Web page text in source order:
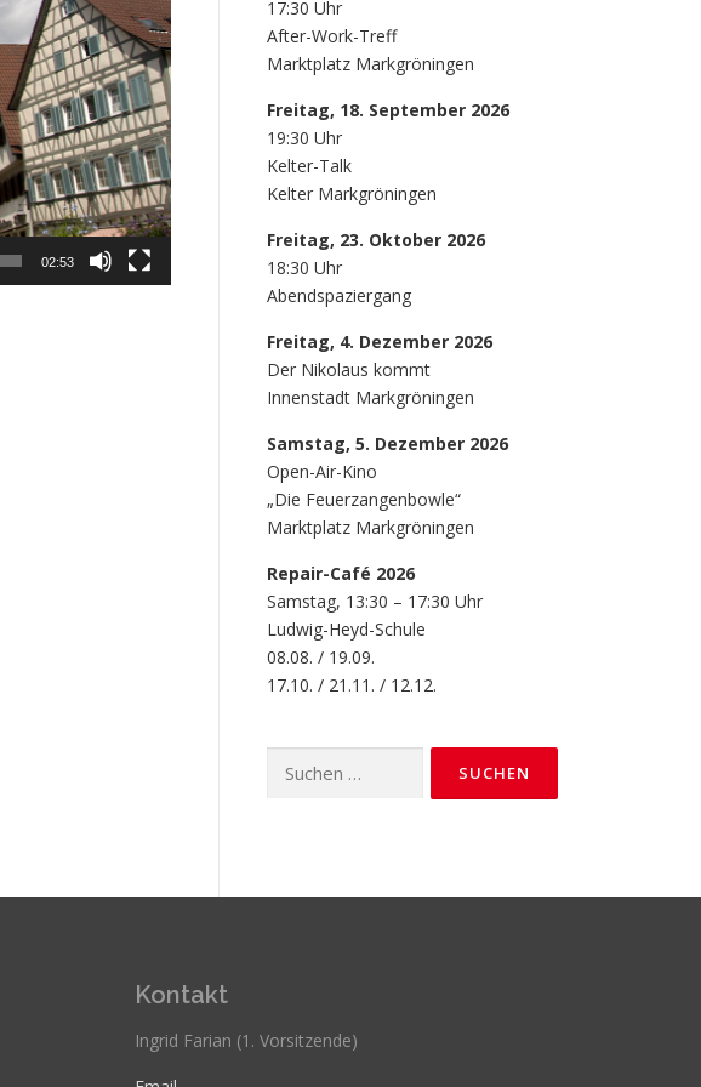
02:53
17:30 Uhr
After-Work-Treff
Marktplatz Markgröningen
Freitag, 18. September 2026
19:30 Uhr
Kelter-Talk
Kelter Markgröningen
Freitag, 23. Oktober 2026
18:30 Uhr
Abendspaziergang
Freitag, 4. Dezember 2026
Der Nikolaus kommt
Innenstadt Markgröningen
Samstag, 5. Dezember 2026
Open-Air-Kino
„Die Feuerzangenbowle“
Marktplatz Markgröningen
Repair-Café 2026
Samstag, 13:30 – 17:30 Uhr
Ludwig-Heyd-Schule
08.08. / 19.09.
17.10. / 21.11. / 12.12.
nach:
Kontakt
Ingrid Farian (1. Vorsitzende)